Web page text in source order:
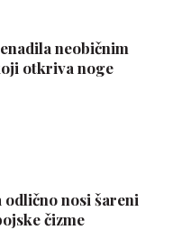
neobičnim
otkriva noge
nosi šareni
čizme